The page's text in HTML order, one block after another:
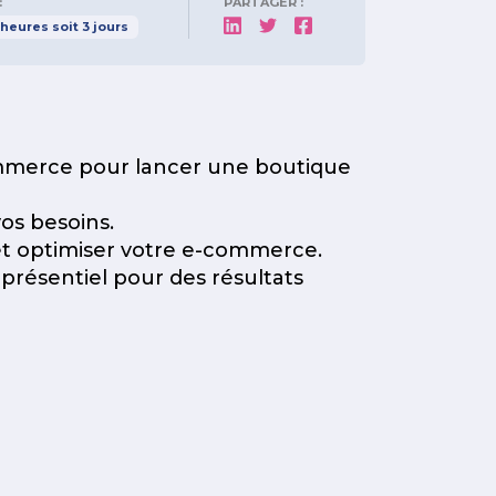
heures soit 3 jours
pour lancer une boutique
besoins.
optimiser votre e-commerce.
pour des résultats